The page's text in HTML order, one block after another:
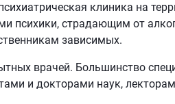
клиника на
психики, страдающим от
зависимых.
врачей. Большинство
и докторами наук,